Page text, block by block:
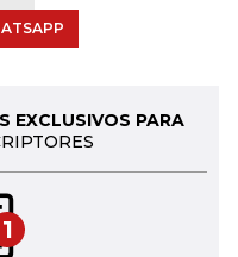
EXCLUSIVOS PARA
1